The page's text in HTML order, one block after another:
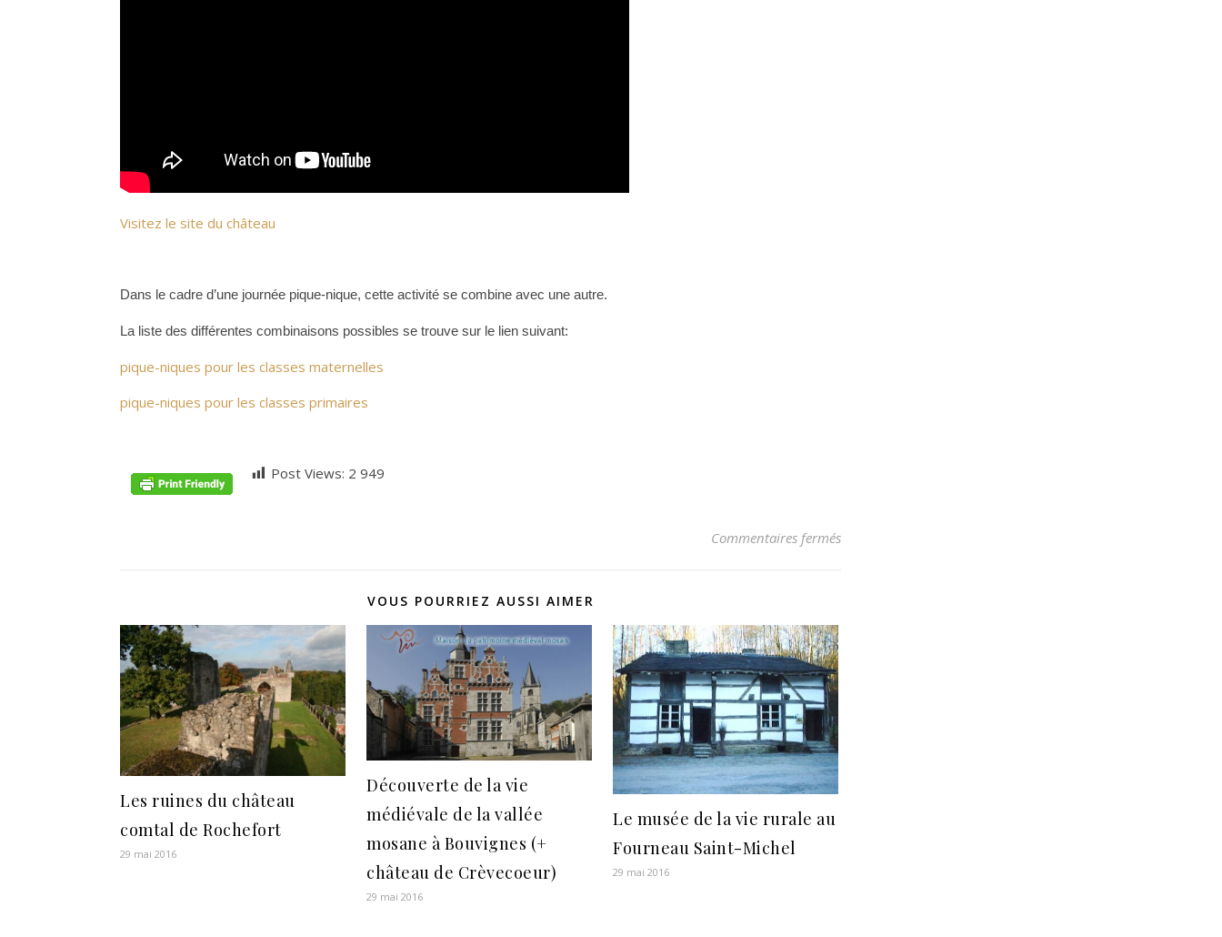
Visitez le site du château
Dans le cadre d’une journée pique-nique, cette activité se combine avec une autre.
La liste des différentes combinaisons possibles se trouve sur le lien suivant:
pique-niques pour les classes maternelles
pique-niques pour les classes primaires
Post Views: 2 949
Commentaires ferméssur Le château de Vêves
VOUS POURRIEZ AUSSI AIMER
Les ruines du château
comtal de Rochefort
29 mai 2016
Découverte de la vie
médiévale de la vallée
mosane à Bouvignes (+
château de Crèvecoeur)
29 mai 2016
Le musée de la vie rurale au
Fourneau Saint-Michel
29 mai 2016